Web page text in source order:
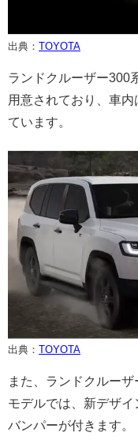
出典： TOYOTA
ランドクルーザー300
用意されており、車
ています。
出典： TOYOTA
また、ランドクルー
モデルでは、新デザ
バンパーが付きます。